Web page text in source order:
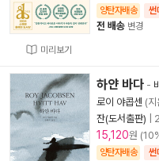
미리보기
양탄자배송 썬
전 배송 변경
하얀 바다 -
로이 야콥센 (지
잔(도서출판)
15,120원
양탄자배송 썬